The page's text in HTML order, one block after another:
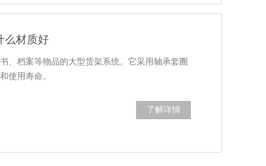
么材质好
、档案等物品的大型货架系统。它采用轴承套圈
使用寿命。
了解详情